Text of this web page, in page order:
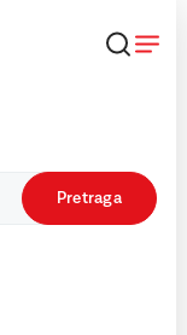
Pretraga